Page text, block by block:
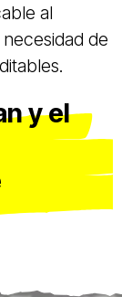
al
de
y el